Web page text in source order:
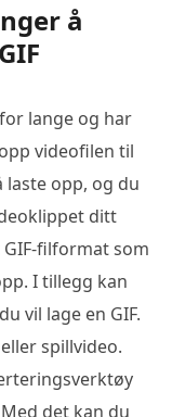
å
lange og har
videofilen til
laste opp, og du
ditt
filformat som
I tillegg kan
vil lage en GIF.
spillvideo.
det kan du